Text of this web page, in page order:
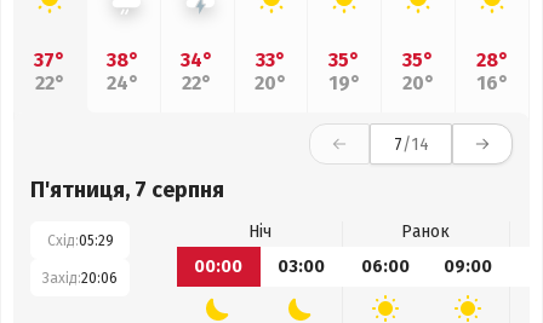
37°
22°
38°
24°
34°
22°
33°
20°
35°
19°
35°
20°
28°
16°
7/14
П'ятниця, 7 серпня
Схід:05:29
Захід:20:06
Ніч
Ранок
00:00
03:00 06:00 09:00